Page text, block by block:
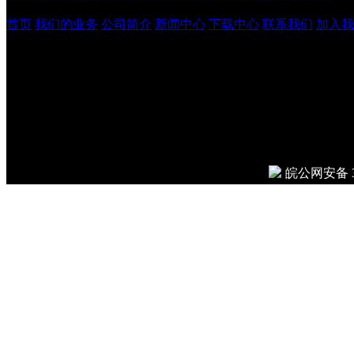
首页 我们的业务 公司简介 新闻中心 下载中心 联系我们 加入
皖公网安备